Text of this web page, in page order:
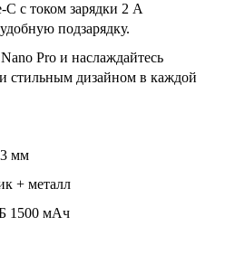
с током зарядки 2 А
подзарядку.
Pro и наслаждайтесь
стильным дизайном в каждой
мм
+ металл
1500 мАч